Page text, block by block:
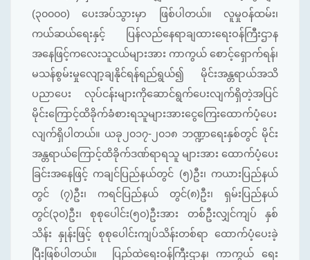
(၃၀၀၀၀) ပေးအပ်သွားမှာ ဖြစ်ပါတယ်။ လူမှုဝန်ထမ်း၊
ကယ်ဆယ်ရေးနှင့် ပြန်လည်နေရာချထားရေးဝန်ကြီးဌာန
အနေဖြင့်ကလေးသူငယ်များအား ကာကွယ် စောင့်ရှောက်ရန်၊
မသန်စွမ်းမှုလျော့ချနိုင်ရန်ရည်ရွယ်၍ မိုင်းအန္တရာယ်အသိ
ပညာပေး လုပ်ငန်းများကိုဆောင်ရွက်ပေးလျက်ရှိတဲ့အပြင်
မိုင်းကြောင့်ထိခိုက်ခံစားရသူများအားငွေကြေးထောက်ပံ့ပေး
လျက်ရှိပါတယ်။ ယခု၂၀၁၇-၂၀၁၈ ဘဏ္ဍာရေးနှစ်တွင် မိုင်း
အန္တရာယ်ကြောင့်ထိခိုက်ဒဏ်ရာရသူ များအား ထောက်ပံ့ပေး
ခြင်းအနေဖြင့် ကချင်ပြည်နယ်တွင် (၅)ဦး၊ ကယားပြည်နယ်
တွင် (၇)ဦး၊ ကရင်ပြည်နယ် တွင်(၈)ဦး၊ ရှမ်းပြည်နယ်
တွင်(၃၀)ဦး၊ စုစုပေါင်း(၅၀)ဦးအား တစ်ဦးလျှင်ကျပ် နှစ်
သိန်း နှုန်းဖြင့် စုစုပေါင်းကျပ်သိန်းတစ်ရာ ထောက်ပံ့ပေးခဲ့
ပြီးဖြစ်ပါတယ်။ ပြည်ထဲရေးဝန်ကြီးဌာန၊ ကာကွယ် ရေး